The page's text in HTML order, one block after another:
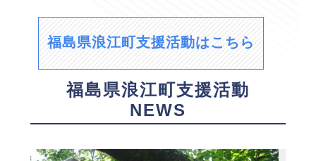
福島県浪江町支援活動はこちら
福島県浪江町支援活動
NEWS